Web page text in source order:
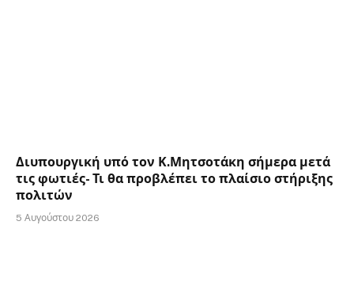
Διυπουργική υπό τον Κ.Μητσοτάκη σήμερα μετά
τις φωτιές- Τι θα προβλέπει το πλαίσιο στήριξης
πολιτών
5 Αυγούστου 2026